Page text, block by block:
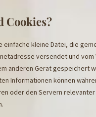
Cookies?
einfache kleine Datei, die
versendet und
anderen Gerät gespeichert
Informationen können
oder den Servern